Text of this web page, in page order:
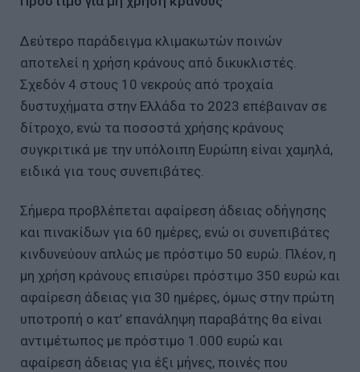
Δεύτερο παράδειγμα κλιμακωτών ποινών
αποτελεί η χρήση κράνους από δικυκλιστές.
Σχεδόν 4 στους 10 νεκρούς από τροχαία
δυστυχήματα στην Ελλάδα το 2023 επέβαιναν σε
δίτροχο, ενώ τα ποσοστά χρήσης κράνους
συγκριτικά με την υπόλοιπη Ευρώπη είναι χαμηλά,
ειδικά για τους συνεπιβάτες.
Σήμερα προβλέπεται αφαίρεση άδειας οδήγησης
και πινακίδων για 60 ημέρες, ενώ οι συνεπιβάτες
κινδυνεύουν απλώς με πρόστιμο 50 ευρώ. Πλέον, η
μη χρήση κράνους επισύρει πρόστιμο 350 ευρώ και
αφαίρεση άδειας για 30 ημέρες, όμως στην πρώτη
υποτροπή ο κατ’ επανάληψη παραβάτης θα είναι
αντιμέτωπος με πρόστιμο 1.000 ευρώ και
αφαίρεση άδειας για έξι μήνες, ποινές που